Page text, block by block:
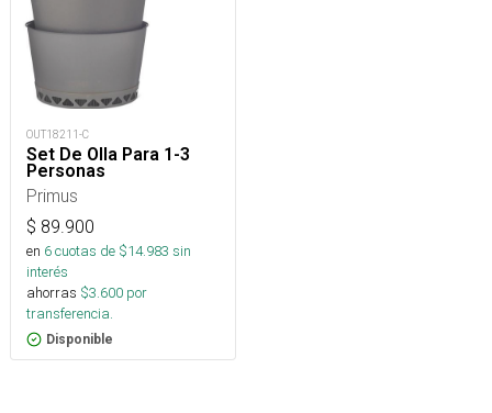
OUT18211-C
Set De Olla Para 1-3
Personas
Primus
$ 89.900
en 6cuotas de $14.983 sin
interés
ahorras $3.600 por
transferencia.
Disponible